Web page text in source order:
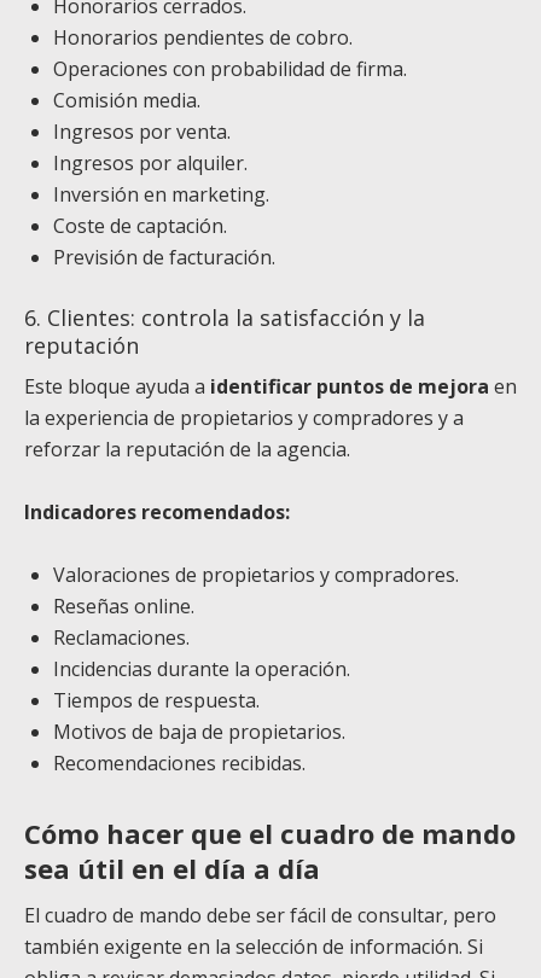
Honorarios cerrados.
Honorarios pendientes de cobro.
Operaciones con probabilidad de firma.
Comisión media.
Ingresos por venta.
Ingresos por alquiler.
Inversión en marketing.
Coste de captación.
Previsión de facturación.
6. Clientes: controla la satisfacción y la
reputación
Este bloque ayuda a identificar puntos de mejora en
la experiencia de propietarios y compradores y a
reforzar la reputación de la agencia.
Indicadores recomendados:
Valoraciones de propietarios y compradores.
Reseñas online.
Reclamaciones.
Incidencias durante la operación.
Tiempos de respuesta.
Motivos de baja de propietarios.
Recomendaciones recibidas.
Cómo hacer que el cuadro de mando
sea útil en el día a día
El cuadro de mando debe ser fácil de consultar, pero
también exigente en la selección de información. Si